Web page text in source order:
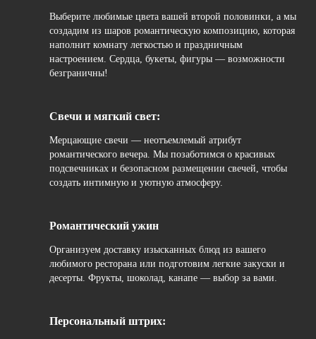
Выберите любимые цвета вашей второй половинки, а мы
создадим из шаров романтическую композицию, которая
наполнит комнату легкостью и праздничным
настроением. Сердца, букеты, фигуры — возможности
безграничны!
Свечи и мягкий свет:
Мерцающие свечи — неотъемлемый атрибут
романтического вечера. Мы позаботимся о красивых
подсвечниках и безопасном размещении свечей, чтобы
создать интимную и уютную атмосферу.
Романтический ужин
Организуем доставку изысканных блюд из вашего
любимого ресторана или подготовим легкие закуски и
десерты. Фрукты, шоколад, канапе — выбор за вами.
Персональный штрих: